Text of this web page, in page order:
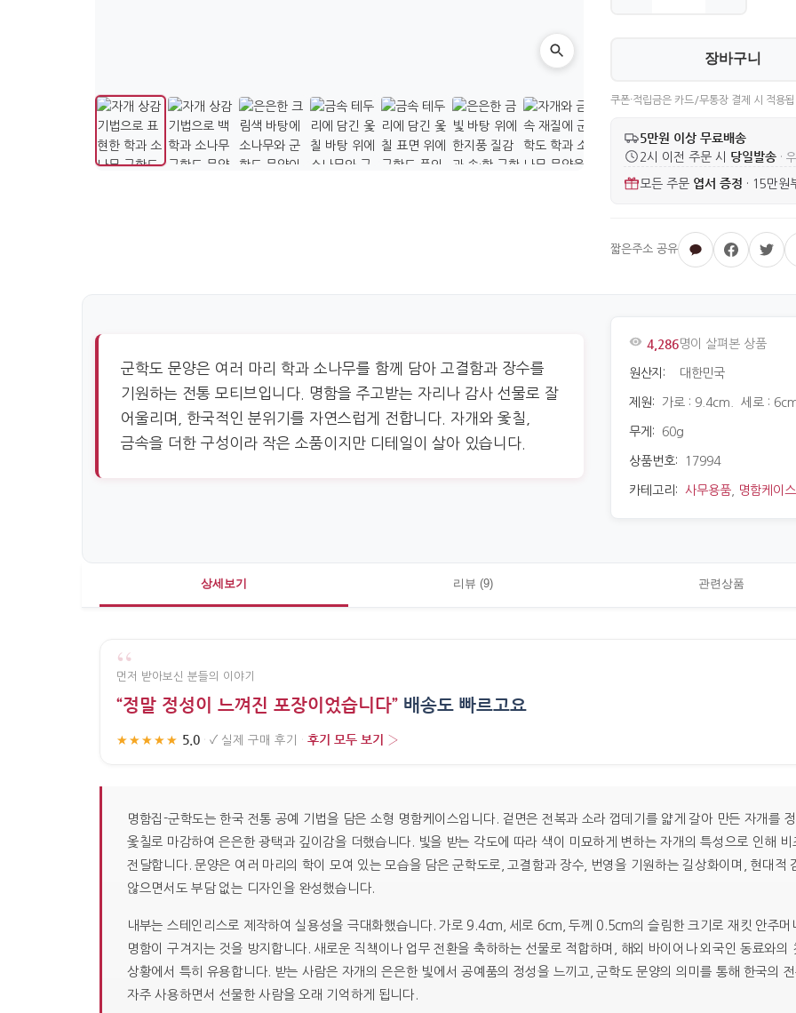
장바구니
쿠폰·적립금은 카드/무통장 결제 시 적용
5만원 이상 무료배송
2시 이전 주문 시 당일발송 ·
모든 주문 엽서 증정 · 15만원
군학도 문양은 여러 마리 학과 소나무를 함께 담아 고결함과 장수를
기원하는 전통 모티브입니다. 명함을 주고받는 자리나 감사 선물로 잘
어울리며, 한국적인 분위기를 자연스럽게 전합니다. 자개와 옻칠,
금속을 더한 구성이라 작은 소품이지만 디테일이 살아 있습니다.
4,286명이 살펴본 상품
원산지: 대한민국
제원: 가로 : 9.4cm. 세로 :
무게: 60g
상품번호: 17994
카테고리: 사무용품 명함케이스
상세보기 리뷰 (9) 관련상품
“
먼저 받아보신 분들의 이야기
“정말 정성이 느껴진 포장이었습니다” 배송도 빠르고요
★★★★★ 5.0 · ✓ 실제 구매 후기 · 후기 모두 보기 ›
명함집-군학도는 한국 전통 공예 기법을 담은 소형 명함케이스입니다. 겉면은 전복과 소라 껍데기를 얇게 갈아 만든 자개를
옻칠로 마감하여 은은한 광택과 깊이감을 더했습니다. 빛을 받는 각도에 따라 색이 미묘하게 변하는 자개의 특성으로 인해
전달합니다. 문양은 여러 마리의 학이 모여 있는 모습을 담은 군학도로, 고결함과 장수, 번영을 기원하는 길상화이며, 현대적
않으면서도 부담 없는 디자인을 완성했습니다.
내부는 스테인리스로 제작하여 실용성을 극대화했습니다. 가로 9.4cm, 세로 6cm, 두께 0.5cm의 슬림한 크기로 재킷 안주
명함이 구겨지는 것을 방지합니다. 새로운 직책이나 업무 전환을 축하하는 선물로 적합하며, 해외 바이어나 외국인 동료와
상황에서 특히 유용합니다. 받는 사람은 자개의 은은한 빛에서 공예품의 정성을 느끼고, 군학도 문양의 의미를 통해 한국의
자주 사용하면서 선물한 사람을 오래 기억하게 됩니다.